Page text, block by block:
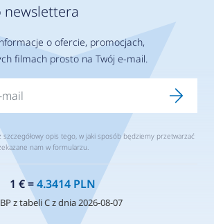
newslettera
o ofercie, promocjach,
filmach prosto na Twój e-mail.
szczegółowy opis tego, w jaki sposób będziemy przetwarzać
nam w formularzu.
1 € =4.3414 PLN
z tabeli C z dnia 2026-08-07